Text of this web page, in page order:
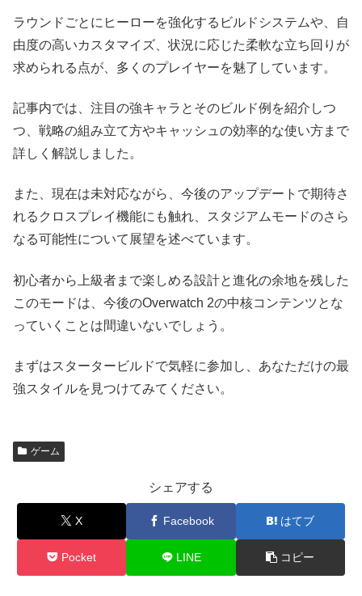
ラウンドごとにヒーローを強化するビルドシステムや、自
由度の高いカスタマイズ、状況に応じた柔軟な立ち回りが
求められる点が、多くのプレイヤーを魅了しています。
記事内では、注目の強キャラとそのビルド例を紹介しつ
つ、戦略の組み立て方やキャッシュの効率的な使い方まで
詳しく解説しました。
また、現在は未対応ながら、今後のアップデートで期待さ
れるクロスプレイ機能にも触れ、スタジアムモードのさら
なる可能性について展望を述べています。
初心者から上級者まで楽しめる設計と進化の余地を残した
このモードは、今後のOverwatch 2の中核コンテンツとな
っていくことは間違いないでしょう。
まずはスタータービルドで気軽に参加し、あなただけの最
強スタイルを見つけてみてください。
ゲーム
シェアする
X Facebook はてブ
Pocket LINE コピー